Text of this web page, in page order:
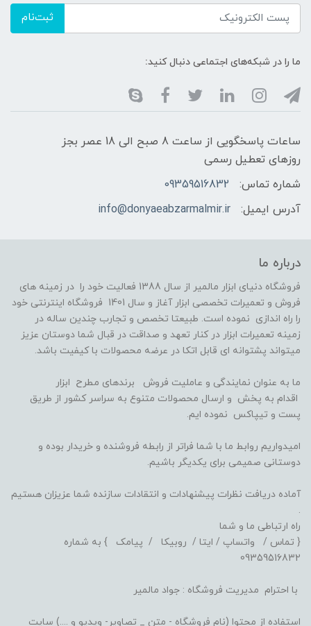
ثبت‌نام
ما را در شبکه‌های اجتماعی دنبال کنید:
ساعات پاسخگویی از ساعت 8 صبح الی 18 عصر بجز
روزهای تعطیل رسمی
شماره تماس:
09359516832
آدرس ایمیل:
info@donyaeabzarmalmir.ir
درباره ما
فروشگاه دنیای ابزار مالمیر از سال 1388 فعالیت خود را در زمینه های
فروش و تعمیرات تخصصی ابزار آغاز و سال 1401 فروشگاه اینترنتی خود
را راه اندازی نموده است. طبیعتا تخصص و تجارب چندین ساله در
زمینه تعمیرات ابزار در کنار تعهد و صداقت در قبال شما دوستان عزیز
میتواند پشتوانه ای قابل اتکا در عرضه محصولات با کیفیت باشد.
ما به عنوان نمایندگی و عاملیت فروش برندهای مطرح ابزار
اقدام به پخش و ارسال محصولات متنوع به سراسر کشور از طریق
پست و تیپاکس نموده ایم.
امیدواریم روابط ما با شما فراتر از رابطه فروشنده و خریدار بوده و
دوستانی صمیمی برای یکدیگر باشیم.
آماده دریافت نظرات پیشنهادات و انتقادات سازنده شما عزیزان هستیم
.
راه ارتباطی ما و شما
{ تماس / واتساپ / ایتا / روبیکا / پیامک } به شماره
09359516832
با احترام مدیریت فروشگاه : جواد مالمیر
استفاده از محتوا (نام فروشگاه - متن _ تصاویر- ویدیو و ....) سایت